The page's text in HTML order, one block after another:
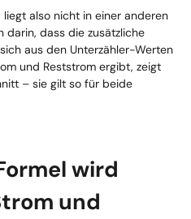
also nicht in einer anderen
darin, dass die zusätzliche
aus den Unterzähler-Werten
und Reststrom ergibt, zeigt
– sie gilt so für beide
wird
und